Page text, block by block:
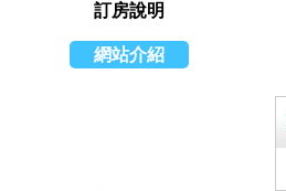
訂房說明
網站介紹